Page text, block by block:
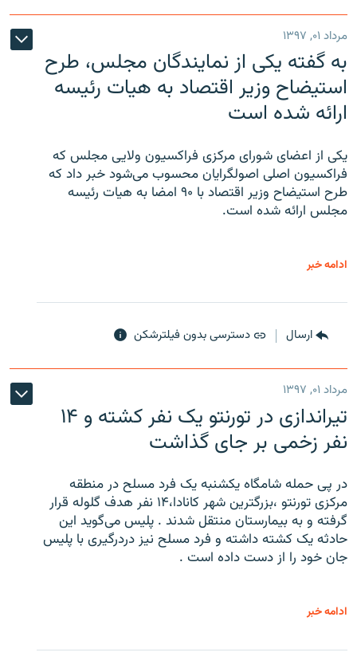
مرداد ۰۱, ۱۳۹۷
به گفته یکی از نمایندگان مجلس، طرح
استیضاح وزیر اقتصاد به هیات رئیسه
ارائه شده است
یکی از اعضای شورای مرکزی فراکسیون ولایی مجلس که
فراکسیون اصلی اصولگرایان محسوب می‌شود خبر داد که
طرح استیضاح وزیر اقتصاد با ۹۰ امضا به هیات رئیسه
مجلس ارائه شده است.
ادامه خبر
ارسال دسترسی بدون فیلترشکن
مرداد ۰۱, ۱۳۹۷
تیراندازی در تورنتو یک نفر کشته و ۱۴
نفر زخمی بر جای گذاشت
در پی حمله شامگاه یکشنبه یک فرد مسلح در منطقه
مرکزی تورنتو ،‌بزرگترین شهر کانادا،۱۴ نفر هدف گلوله قرار
گرفته و به بیمارستان منتقل شدند . پلیس می‌گوید این
حادثه یک کشته داشته و فرد مسلح نیز دردرگیری با پلیس
جان خود را از دست داده است .
ادامه خبر